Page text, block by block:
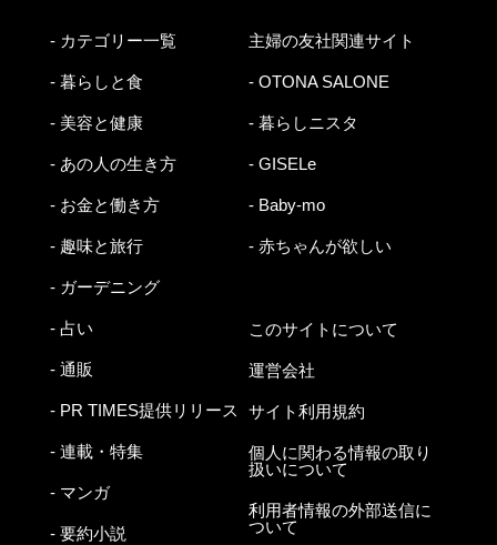
- カテゴリー一覧
- 暮らしと食
- 美容と健康
- あの人の生き方
- お金と働き方
- 趣味と旅行
- ガーデニング
- 占い
- 通販
- PR TIMES提供リリース
- 連載・特集
- マンガ
- 要約小説
主婦の友社関連サイト
- OTONA SALONE
- 暮らしニスタ
- GISELe
- Baby-mo
- 赤ちゃんが欲しい
このサイトについて
運営会社
サイト利用規約
個人に関わる情報の取り
扱いについて
利用者情報の外部送信に
ついて